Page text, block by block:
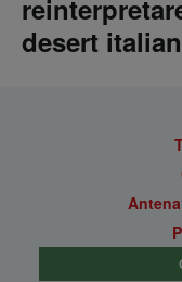
desert italian